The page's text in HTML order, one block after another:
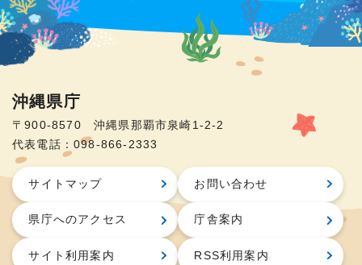
沖縄県庁
〒900-8570 沖縄県那覇市泉崎1-2-2
代表電話：098-866-2333
サイトマップ お問い合わせ
県庁へのアクセス 庁舎案内
サイト利用案内 RSS利用案内